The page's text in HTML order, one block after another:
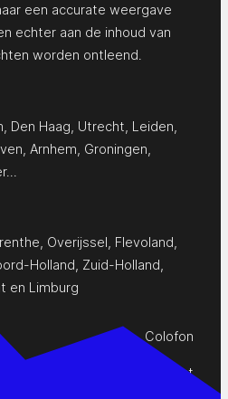
een accurate weergave
echter aan de inhoud van
worden ontleend.
Den Haag Utrecht Leiden
Arnhem Groningen
, Overijssel, Flevoland,
Holland, Zuid-Holland,
en Limburg
Colofon
Privacy Statement